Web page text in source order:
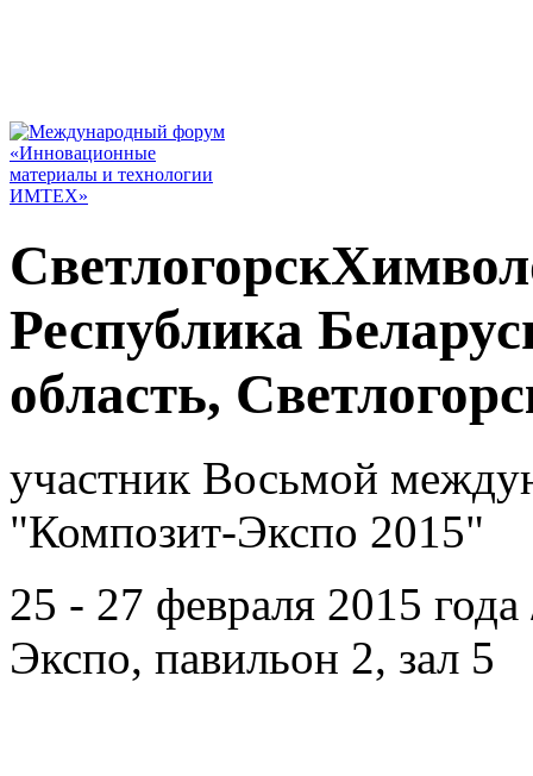
Республика
область,
участник Восьмой
"Композит-Экспо 2015"
25 - 27 февраля 2015
Экспо, павильон 2, зал 5